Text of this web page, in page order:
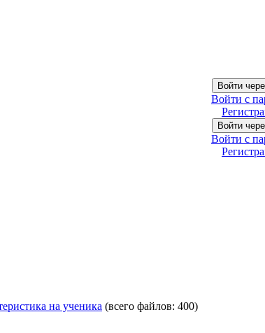
Войти
Войти с
Войти
Войти с
на ученика (всего файлов: 400)